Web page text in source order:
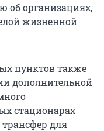
об организациях,
жизненной
пунктов также
дополнительной
стационарах
для